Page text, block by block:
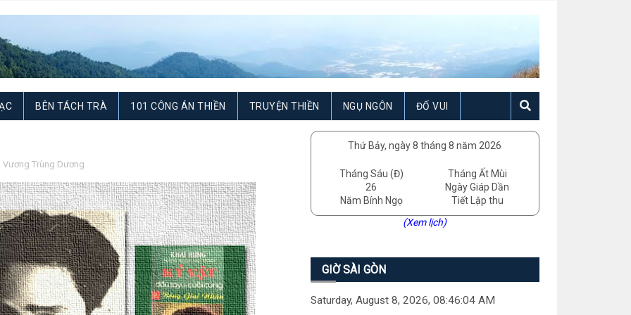
BÊN TÁCH TRÀ 101 CÔNG ÁN THIỀN TRUYỆN THIỀN NGỤ NGÔN ĐỐ VUI
Vương Trùng Dương
Thứ Bảy, ngày 8 tháng 8 năm 2026
Tháng Sáu (Đ)
26
Năm Bính Ngọ
Tháng Ất Mùi
Ngày Giáp Dần
Tiết Lập thu
(Xem lịch)
GIỜ SÀI GÒN
Saturday, August 8, 2026, 08:46:05 AM